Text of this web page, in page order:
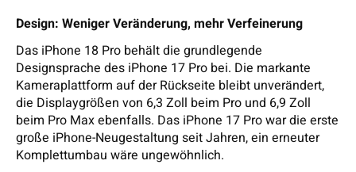
Design: Weniger Veränderung, mehr Verfeinerung
Das iPhone 18 Pro behält die grundlegende
Designsprache des iPhone 17 Pro bei. Die markante
Kameraplattform auf der Rückseite bleibt unverändert,
die Displaygrößen von 6,3 Zoll beim Pro und 6,9 Zoll
beim Pro Max ebenfalls. Das iPhone 17 Pro war die erste
große iPhone-Neugestaltung seit Jahren, ein erneuter
Komplettumbau wäre ungewöhnlich.